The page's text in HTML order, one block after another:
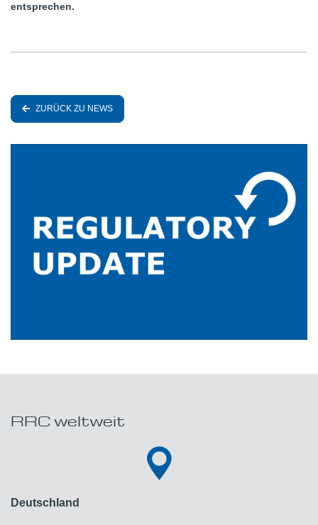
entsprechen.
ZURÜCK ZU NEWS
RRC weltweit
Deutschland